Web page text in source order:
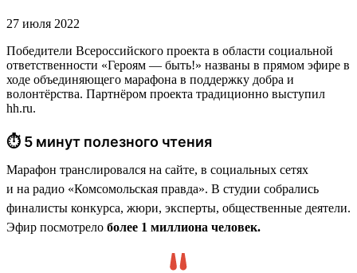
27 июля 2022
Победители Всероссийского проекта в области социальной
ответственности «Героям — быть!» названы в прямом эфире в
ходе объединяющего марафона в поддержку добра и
волонтёрства. Партнёром проекта традиционно выступил
hh.ru.
⏱ 5 минут полезного чтения
Марафон транслировался на сайте, в социальных сетях
и на радио «Комсомольская правда». В студии собрались
финалисты конкурса, жюри, эксперты, общественные деятели.
Эфир посмотрело более 1 миллиона человек.